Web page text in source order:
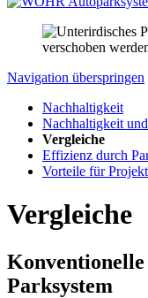
Navigation überspringen
Nachhaltigkeit
Nachhaltigkeit
Vergleiche
Effizienz durch
Vorteile für
Vergleiche
Parksystem